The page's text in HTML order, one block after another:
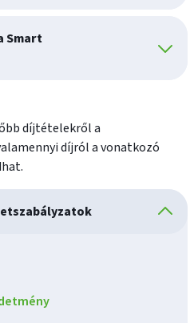
Smart
díjtételekről a
díjról a vonatkozó